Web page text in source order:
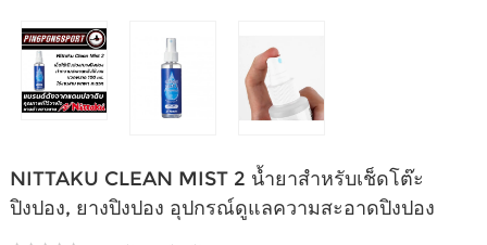
NITTAKU CLEAN MIST 2 น้ำยาสำหรับเช็ดโต๊ะ
ปิงปอง, ยางปิงปอง อุปกรณ์ดูแลความสะอาดปิงปอง